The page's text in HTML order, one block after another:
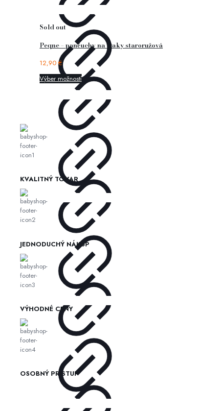
Sold out
Peqne – pančuchy na traky staroružová
12,90 €
Výber možností
KVALITNÝ TOVAR
JEDNODUCHÝ NÁKUP
VÝHODNÉ CENY
OSOBNÝ PRÍSTUP